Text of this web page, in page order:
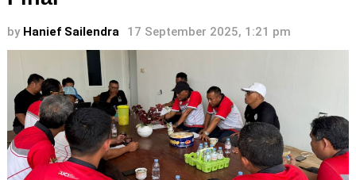
by Hanief Sailendra 17 September 2025, 1:21 pm